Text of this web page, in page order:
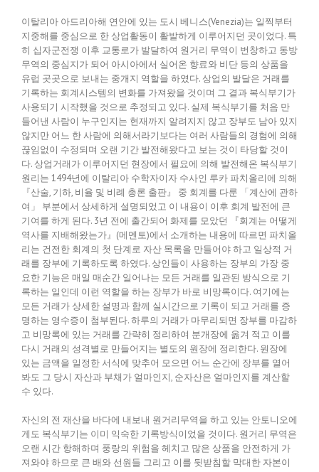
이탈리아 아드리아해 연안에 있는 도시 베니스(Venezia)는 일찍부터
지중해를 중심으로 한 상업활동이 활발하게 이루어지던 곳이었다. 특
히 십자군전쟁 이후 교통로가 발달하여 원거리 무역이 번창하고 동방
무역의 중심지가 되어 아시아에서 실어온 향료와 비단 등의 상품을
유럽 곳곳으로 보내는 중개지 역할을 하였다. 상업의 발달은 거래를
기록하는 회계시스템의 변화를 가져왔을 것이며 그 결과 복식부기가
사용되기 시작했을 것으로 추정되고 있다. 실제 복식부기를 처음 만
들어낸 사람이 누구인지는 현재까지 알려지지 않고 장부도 남아 있지
않지만 어느 한 사람에 의해서라기보다는 여러 사람들의 경험에 의해
끊임없이 수정되며 오랜 기간 발전해왔다고 보는 것이 타당할 것이
다. 상업거래가 이루어지던 현장에서 필요에 의해 발전해온 복식부기
원리는 1494년에 이탈리아 수학자이자 수사인 루카 파치올리에 의해
『산술, 기하, 비율 및 비례 총론 출판』 중 회계를 다룬 「계산에 관하
여」 부분에서 상세하게 설명되었고 이 내용이 이후 회계 발전에 큰
기여를 하게 된다. 3년 전에 출간되어 화제를 모았던 『회계는 어떻게
역사를 지배해왔는가』(메멘토)에서 소개하는 내용에 따르면 파치올
리는 건전한 회계의 첫 단계로 자산 목록을 만들어야 하고 일상적 거
래를 장부에 기록하도록 하였다. 상인들이 사용하는 장부의 가장 중
요한 기능은 매일 매순간 일어나는 모든 거래를 일관된 방식으로 기
록하는 일인데 이런 역할을 하는 장부가 바로 비망록이다. 여기에는
모든 거래가 상세한 설명과 함께 실시간으로 기록이 되고 거래를 증
명하는 영수증이 첨부된다. 하루의 거래가 마무리되면 장부를 마감하
고 비망록에 있는 거래를 간략히 정리하여 분개장에 옮겨 적고 이를
다시 거래의 성격별로 만들어지는 별도의 원장에 정리한다. 원장에
있는 금액을 일정한 서식에 맞추어 모으면 어느 순간에 장부를 열어
봐도 그 당시 자산과 부채가 얼마인지, 순자산은 얼마인지를 계산할
수 있다.
자신의 전 재산을 바다에 내보내 원거리무역을 하고 있는 안토니오에
게도 복식부기는 이미 익숙한 기록방식이었을 것이다. 원거리 무역은
오랜 시간 항해하며 풍랑의 위험을 헤치고 많은 상품을 안전하게 가
져와야 하므로 큰 배와 선원들 그리고 이를 뒷받침할 막대한 자본이